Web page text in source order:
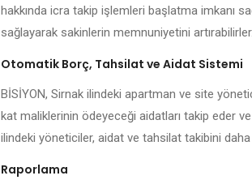
hakkında icra takip işlemleri başlatma imkanı
sağlayarak sakinlerin memnuniyetini artırabilirler.
Otomatik Borç, Tahsilat ve Aidat Sistemi
BİSİYON, Sirnak ilindeki apartman ve site
kat maliklerinin ödeyeceği aidatları takip eder
ilindeki yöneticiler, aidat ve tahsilat takibini daha
Raporlama